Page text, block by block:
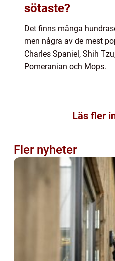
sötaste?
Det finns många
men några av de mest
Charles Spaniel, Shih
Pomeranian och Mops.
Läs fler
Fler nyheter